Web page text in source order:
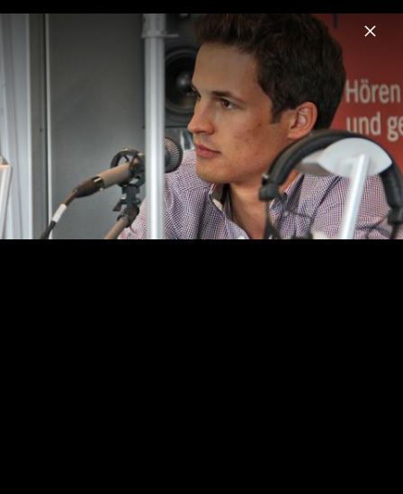
Menu
Andreas Ottensamer
Musik Videos Fotos Biografie
Romanza